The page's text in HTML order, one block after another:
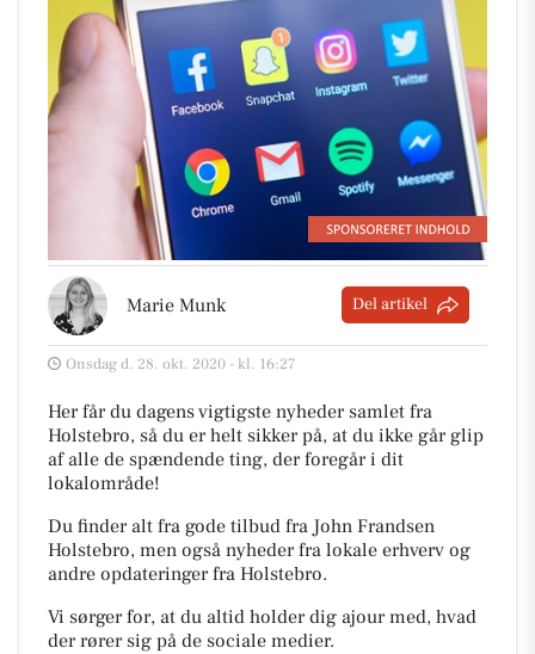
Marie Munk Del artikel
Onsdag d. 28. okt. 2020 - kl. 16:27
Her får du dagens vigtigste nyheder samlet fra
Holstebro, så du er helt sikker på, at du ikke går glip
af alle de spændende ting, der foregår i dit
lokalområde!
Du finder alt fra gode tilbud fra John Frandsen
Holstebro, men også nyheder fra lokale erhverv og
andre opdateringer fra Holstebro.
Vi sørger for, at du altid holder dig ajour med, hvad
der rører sig på de sociale medier.